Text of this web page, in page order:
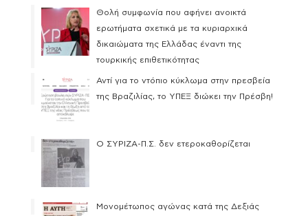
Θολή συμφωνία που αφήνει ανοικτά
ερωτήματα σχετικά με τα κυριαρχικά
δικαιώματα της Ελλάδας έναντι της
τουρκικής επιθετικότητας
Αντί για το ντόπιο κύκλωμα στην πρεσβεία
της Βραζιλίας, το ΥΠΕΞ διώκει την Πρέσβη!
Ο ΣΥΡΙΖΑ-Π.Σ. δεν ετεροκαθορίζεται
Μονομέτωπος αγώνας κατά της Δεξιάς